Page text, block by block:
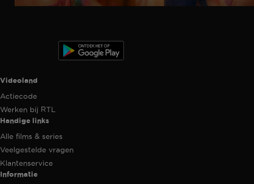
Videoland useful links.
Videoland
Actiecode
Werken bij RTL
Handige links
Alle films & series
Veelgestelde vragen
Klantenservice
Informatie